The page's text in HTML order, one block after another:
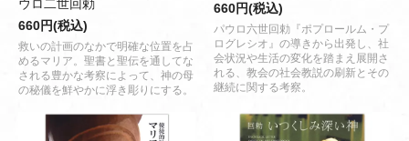
ウロ二世回勅
660円(税込)
救いの計画のなかで明確な位置を占
めるマリア。聖書と聖伝を通してな
される豊かな考察によって、神の母
の秘儀を鮮やかに浮き彫りにする。
660円(税込)
パウロ六世回勅『ポプロールム・プ
ログレシオ』の導きから出発し、社
会状況や生活の変化を踏まえ展開さ
れる、教会の社会教説の刷新とその
継続に関する考察。